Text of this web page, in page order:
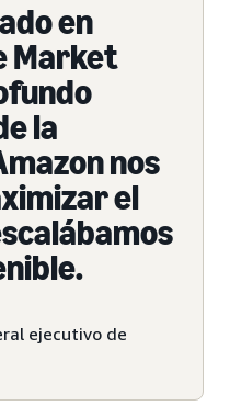
en
Market
la
nos
el
ejecutivo de